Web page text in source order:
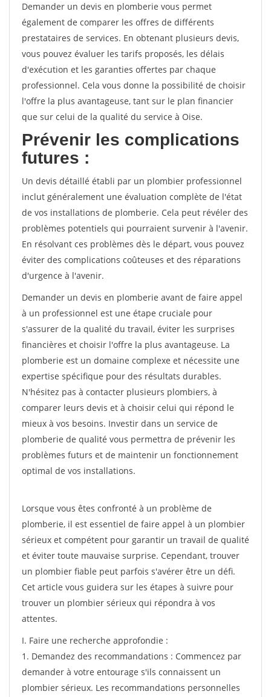
Demander un devis en plomberie vous permet
également de comparer les offres de différents
prestataires de services. En obtenant plusieurs devis,
vous pouvez évaluer les tarifs proposés, les délais
d'exécution et les garanties offertes par chaque
professionnel. Cela vous donne la possibilité de choisir
l'offre la plus avantageuse, tant sur le plan financier
que sur celui de la qualité du service à Oise.
Prévenir les complications
futures :
Un devis détaillé établi par un plombier professionnel
inclut généralement une évaluation complète de l'état
de vos installations de plomberie. Cela peut révéler des
problèmes potentiels qui pourraient survenir à l'avenir.
En résolvant ces problèmes dès le départ, vous pouvez
éviter des complications coûteuses et des réparations
d'urgence à l'avenir.
Demander un devis en plomberie avant de faire appel
à un professionnel est une étape cruciale pour
s'assurer de la qualité du travail, éviter les surprises
financières et choisir l'offre la plus avantageuse. La
plomberie est un domaine complexe et nécessite une
expertise spécifique pour des résultats durables.
N'hésitez pas à contacter plusieurs plombiers, à
comparer leurs devis et à choisir celui qui répond le
mieux à vos besoins. Investir dans un service de
plomberie de qualité vous permettra de prévenir les
problèmes futurs et de maintenir un fonctionnement
optimal de vos installations.
Lorsque vous êtes confronté à un problème de
plomberie, il est essentiel de faire appel à un plombier
sérieux et compétent pour garantir un travail de qualité
et éviter toute mauvaise surprise. Cependant, trouver
un plombier fiable peut parfois s'avérer être un défi.
Cet article vous guidera sur les étapes à suivre pour
trouver un plombier sérieux qui répondra à vos
attentes.
I. Faire une recherche approfondie :
1. Demandez des recommandations : Commencez par
demander à votre entourage s'ils connaissent un
plombier sérieux. Les recommandations personnelles